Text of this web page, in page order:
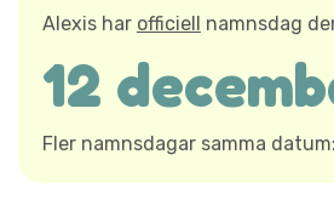
Alexis har officiell namnsdag
12
Fler namnsdagar samma datum: